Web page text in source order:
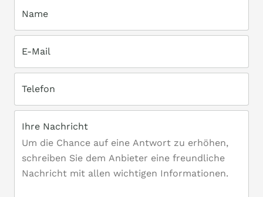
Name
E-Mail
Telefon
Ihre Nachricht